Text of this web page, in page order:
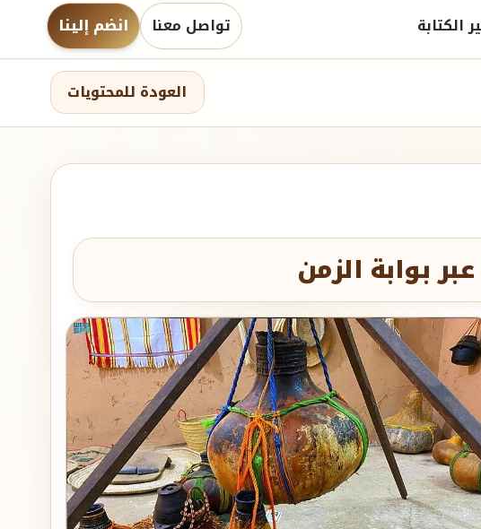
الكتابة تواصل معنا انضم إلينا
العودة للمحتويات
بوابة الزمن